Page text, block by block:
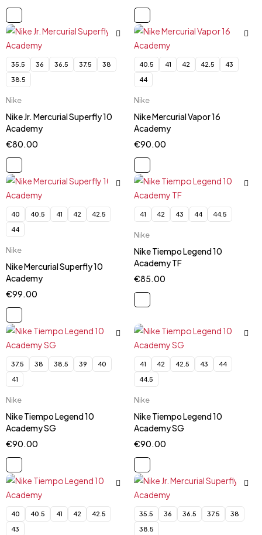
35.5 36 36.5 37.5
38
38.5
Nike
Nike Jr. Mercurial Superfly 10
Academy
€80.00
40.5 41 42 42.5
43
44
Nike
Nike Mercurial Vapor 16
Academy
€90.00
40 40.5 41 42
42.5
44
Nike
Nike Mercurial Superfly 10
Academy
€99.00
41 42 43 44 44.5
Nike
Nike Tiempo Legend 10
Academy TF
€85.00
37.5 38 38.5 39
40
41
Nike
Nike Tiempo Legend 10
Academy SG
€90.00
41 42 42.5 43
44
44.5
Nike
Nike Tiempo Legend 10
Academy SG
€90.00
40 40.5 41 42
42.5
43
35.5 36 36.5 37.5
38
38.5